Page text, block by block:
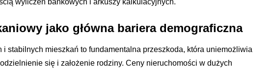
wyliczeń bankowych i arkuszy kalkulacyjnych.
jako główna bariera demograficzna
i stabilnych mieszkań to fundamentalna przeszkoda, która uniemożliwia
się i założenie rodziny. Ceny nieruchomości w dużych